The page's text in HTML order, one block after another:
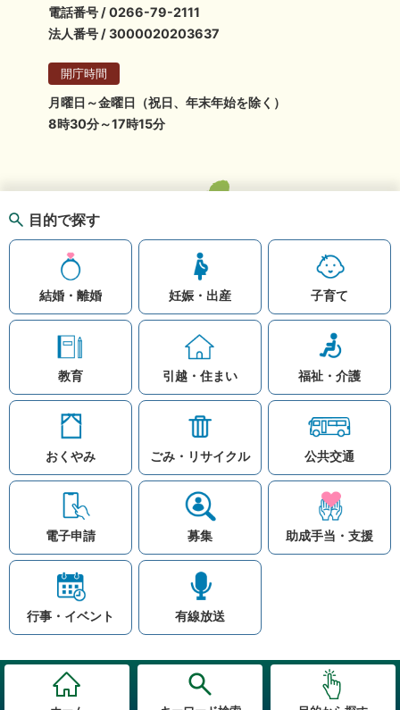
知りたい情報を検索
注目ワード
公共交通
入札
高齢者福祉 補助金
目的で探す
結婚・離婚 妊娠・出産 子育て
教育 引越・住まい 福祉・介護
おくやみ ごみ・リサイクル 公共交通
電子申請 募集 助成手当・支援
行事・イベント 有線放送
電話番号 / 0266-79-2111
法人番号 / 3000020203637
開庁時間
月曜日～金曜日（祝日、年末年始を除く）
8時30分～17時15分
お問い合わせ
リンク集
このホームページ
著作権と免責事項につ
プライバシーポリシー
© Village Hara